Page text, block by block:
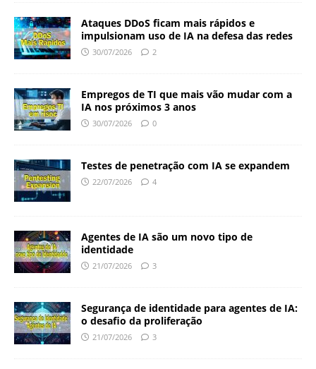
Ataques DDoS ficam mais rápidos e
impulsionam uso de IA na defesa das redes
30/07/2026 2
Empregos de TI que mais vão mudar com a
IA nos próximos 3 anos
30/07/2026 0
Testes de penetração com IA se expandem
22/07/2026 4
Agentes de IA são um novo tipo de
identidade
21/07/2026 3
Segurança de identidade para agentes de IA:
o desafio da proliferação
21/07/2026 3